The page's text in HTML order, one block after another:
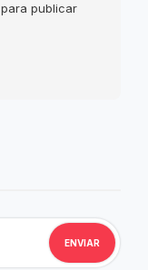
para publicar